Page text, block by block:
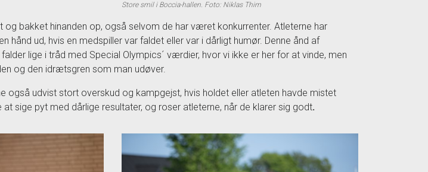
Store smil i Boccia-hallen. Foto: Niklas Thim
bakket hinanden op, også selvom de har været konkurrenter. Atleterne har
hånd ud, hvis en medspiller var faldet eller var i dårligt humør. Denne ånd af
lige i tråd med Special Olympics´ værdier, hvor vi ikke er her for at vinde, men
og den idrætsgren som man udøver.
også udvist stort overskud og kampgejst, hvis holdet eller atleten havde mistet
sige pyt med dårlige resultater, og roser atleterne, når de klarer sig godt.